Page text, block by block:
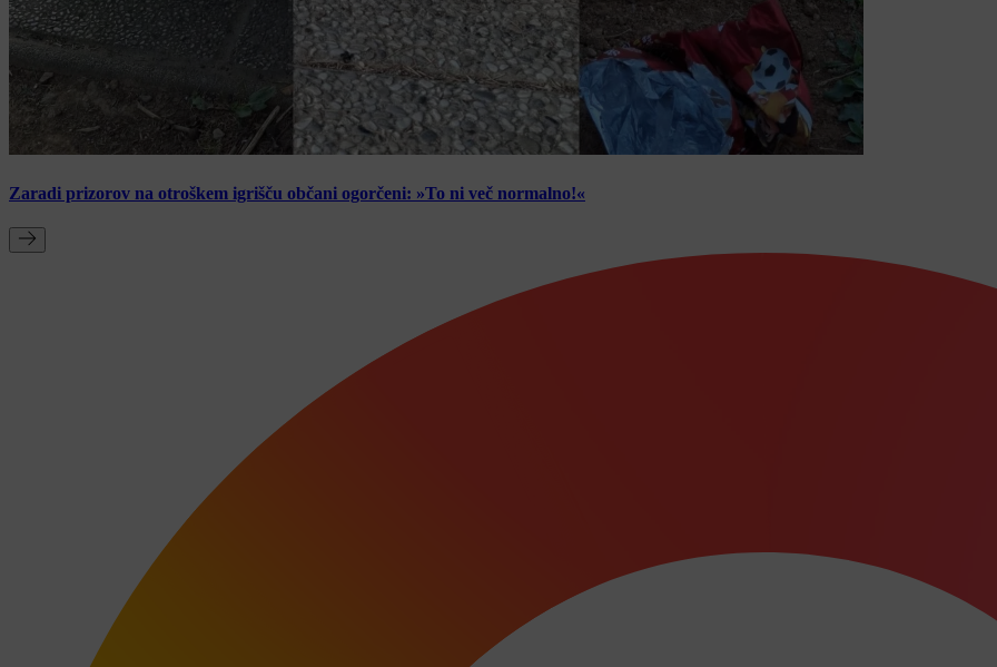
Zaradi prizorov na otroškem igrišču občani ogorčeni: »To ni več normalno!«